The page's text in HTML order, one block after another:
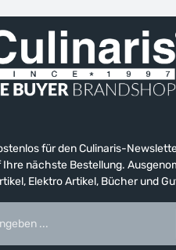
für den Culinaris-
Ihre nächste Bestellung.
Elektro Artikel, Bücher und